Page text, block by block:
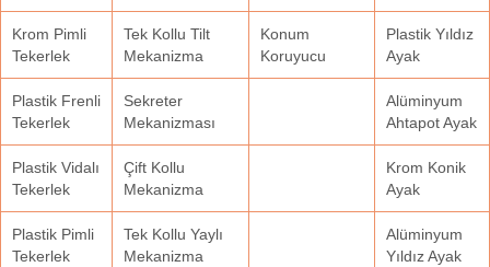
Krom Pimli
Tekerlek
Tek Kollu Tilt
Mekanizma
Konum
Koruyucu
Plastik Yıldız
Ayak
Plastik Frenli
Tekerlek
Sekreter
Mekanizması
Alüminyum
Ahtapot Ayak
Plastik Vidalı
Tekerlek
Çift Kollu
Mekanizma
Krom Konik
Ayak
Plastik Pimli
Tekerlek
Tek Kollu Yaylı
Mekanizma
Alüminyum
Yıldız Ayak